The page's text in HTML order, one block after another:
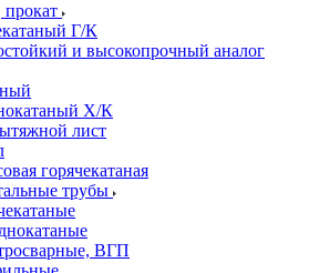
прокат
Г/К
и высокопрочный аналог
Х/К
лист
горячекатаная
трубы
ВГП